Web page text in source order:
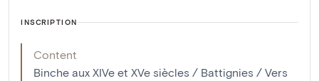
INSCRIPTION
Content
Binche aux XIVe et XVe siècles / Battignies / Vers